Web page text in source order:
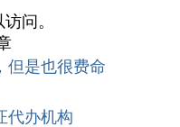
问。
但是也很费命
代办机构